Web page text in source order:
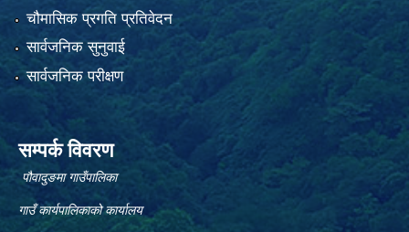
चौमासिक प्रगति प्रतिवेदन
सार्वजनिक सुनुवाई
सार्वजनिक परीक्षण
सम्पर्क विवरण
पौवादुङमा गाउँपालिका
गाउँ कार्यपालिकाको कार्यालय